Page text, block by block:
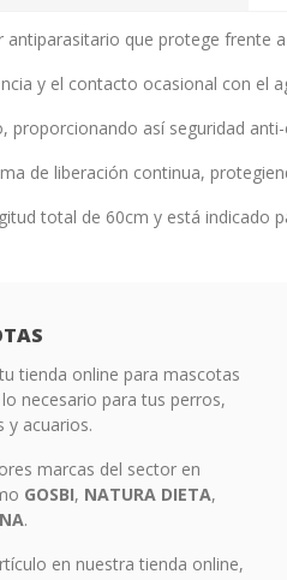
antiparasitario que protege frente
y el contacto ocasional con el
proporcionando así seguridad
de liberación continua,
total de 60cm y está indicado
tienda online para mascotas
necesario para tus perros,
y acuarios.
marcas del sector en
GOSBI, NATURA DIETA,
.
en nuestra tienda online,